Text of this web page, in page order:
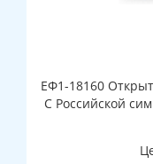
ЕФ1-18160
С Российской